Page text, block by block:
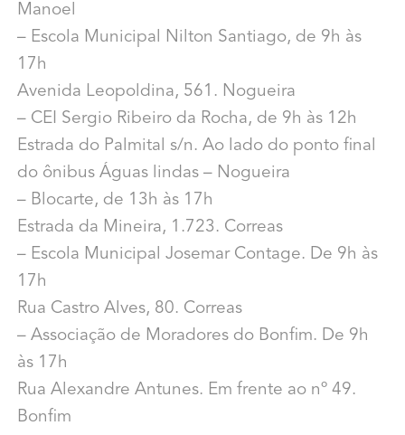
Manoel
– Escola Municipal Nilton Santiago, de 9h às
17h
Avenida Leopoldina, 561. Nogueira
– CEI Sergio Ribeiro da Rocha, de 9h às 12h
Estrada do Palmital s/n. Ao lado do ponto final
do ônibus Águas lindas – Nogueira
– Blocarte, de 13h às 17h
Estrada da Mineira, 1.723. Correas
– Escola Municipal Josemar Contage. De 9h às
17h
Rua Castro Alves, 80. Correas
– Associação de Moradores do Bonfim. De 9h
às 17h
Rua Alexandre Antunes. Em frente ao nº 49.
Bonfim